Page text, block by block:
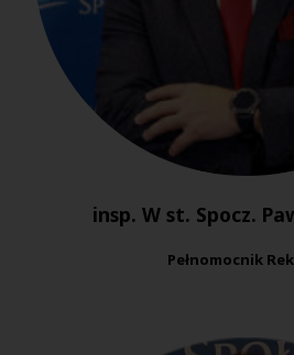
insp. W st. Spocz.
Pełnomocnik